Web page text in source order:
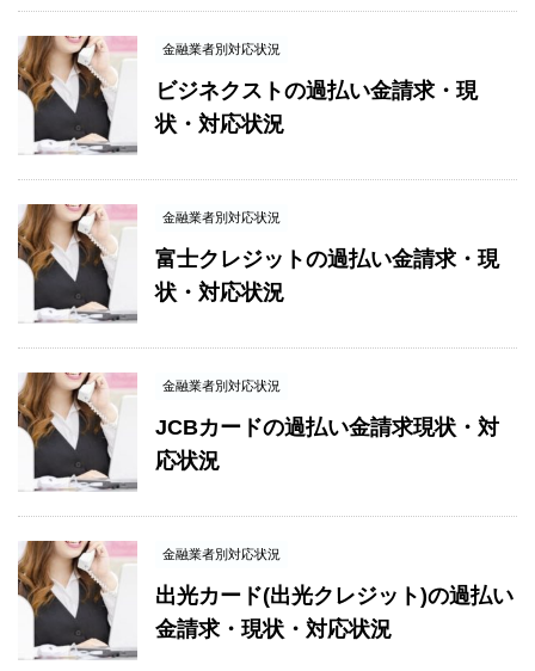
金融業者別対応状況
ビジネクストの過払い金請求・現
状・対応状況
金融業者別対応状況
富士クレジットの過払い金請求・現
状・対応状況
金融業者別対応状況
JCBカードの過払い金請求現状・対
応状況
金融業者別対応状況
出光カード(出光クレジット)の過払い
金請求・現状・対応状況